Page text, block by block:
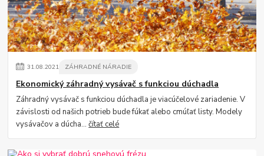
31.08.2021 ZÁHRADNÉ NÁRADIE
Ekonomický záhradný vysávač s funkciou dúchadla
Záhradný vysávač s funkciou dúchadla je viacúčelové zariadenie. V
závislosti od našich potrieb bude fúkať alebo cmúľať listy. Modely
vysávačov a dúcha...čítať celé